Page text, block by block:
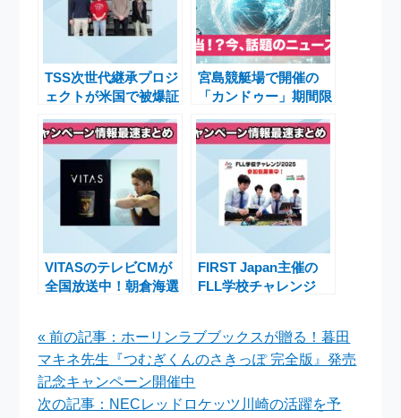
TSS次世代継承プロジ
ェクトが米国で被爆証
言を発表、平和の思い
を世界へ発信する取り
宮島競艇場で開催の
「カンドゥー」期間限
定！子どもたちの職業
体験イベントが話題に
VITASのテレビCMが
全国放送中！朝倉海選
FIRST Japan主催の
FLL学校チャレンジ
STEAM教育の新たな
機会
« 前の記事：ホーリンラブブックスが贈る！暮田
マキネ先生『つむぎくんのさきっぽ 完全版』発売
記念キャンペーン開催中
次の記事：NECレッドロケッツ川崎の活躍を予